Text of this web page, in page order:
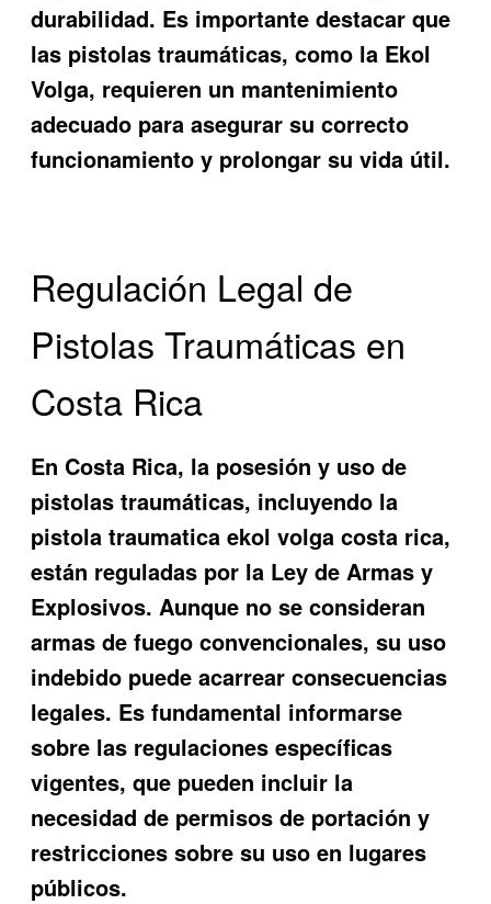
durabilidad. Es importante destacar que
las pistolas traumáticas, como la Ekol
Volga, requieren un mantenimiento
adecuado para asegurar su correcto
funcionamiento y prolongar su vida útil.
Regulación Legal de
Pistolas Traumáticas en
Costa Rica
En Costa Rica, la posesión y uso de
pistolas traumáticas, incluyendo la
pistola traumatica ekol volga costa rica,
están reguladas por la Ley de Armas y
Explosivos. Aunque no se consideran
armas de fuego convencionales, su uso
indebido puede acarrear consecuencias
legales. Es fundamental informarse
sobre las regulaciones específicas
vigentes, que pueden incluir la
necesidad de permisos de portación y
restricciones sobre su uso en lugares
públicos.